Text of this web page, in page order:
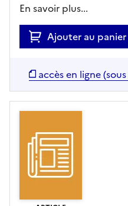
En savoir plus...
Ajouter au panier
accès en ligne